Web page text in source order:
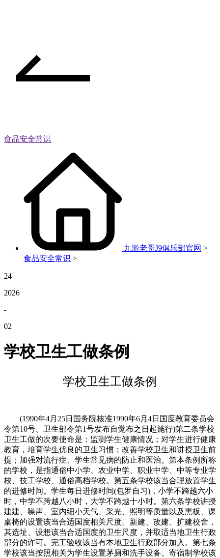
食品安全常识
九游老哥J9俱乐部官网 >
食品安全常识 >
24
2026
-
02
学校卫生工做条例
学校卫生工做条例
(1990年4月25日国务院核准1990年6月4日国度教育委员会
令第10号、卫生部令第1号发布自觉布之日起施行)第二条学校
卫生工做的次要使命是：监测学生健康情况；对学生进行健康
教育，培育学生优良的卫生习惯；改善学校卫生和讲授卫生前
提；加强对流行症、学生常见病的防止和医治。第本条例所称
的学校，是指通俗中小学、农业中学、职业中学、中等专业学
校、技工学校、通俗高档学校。第五条学校该当合理放置学生
的进修时间。学生每日进修时间(包罗自习)，小学不跨越六小
时，中学不跨越八小时，大学不跨越十小时。第六条学校讲授
建建、噪声、室内细小天气、采光、照明等质量以及黑板、课
桌椅的设置该当合适国度相关尺度。新建、改建、扩建校舍，
其选址、设想该当合适国度的卫生尺度，并取适当地卫生行政
部分的许可。完工验收该当有本地卫生行政部分加入。第七条
学校该当按照相关为学生设置茅厕和洗手设备。寄宿制学校该